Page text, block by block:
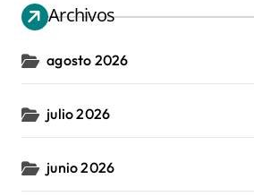
Archivos
agosto 2026
julio 2026
junio 2026